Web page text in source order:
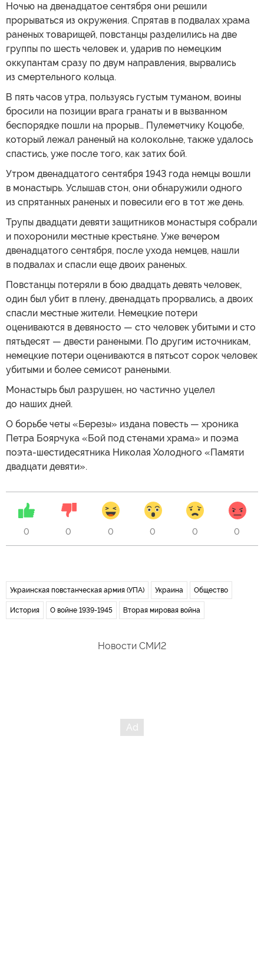
Ночью на двенадцатое сентября они решили
прорываться из окружения. Спрятав в подвалах храма
раненых товарищей, повстанцы разделились на две
группы по шесть человек и, ударив по немецким
оккупантам сразу по двум направления, вырвались
из смертельного кольца.
В пять часов утра, пользуясь густым туманом, воины
бросили на позиции врага гранаты и в вызванном
беспорядке пошли на прорыв… Пулеметчику Коцюбе,
который лежал раненый на колокольне, также удалось
спастись, уже после того, как затих бой.
Утром двенадцатого сентября 1943 года немцы вошли
в монастырь. Услышав стон, они обнаружили одного
из спрятанных раненых и повесили его в тот же день.
Трупы двадцати девяти защитников монастыря собрали
и похоронили местные крестьяне. Уже вечером
двенадцатого сентября, после ухода немцев, нашли
в подвалах и спасли еще двоих раненых.
Повстанцы потеряли в бою двадцать девять человек,
один был убит в плену, двенадцать прорвались, а двоих
спасли местные жители. Немецкие потери
оцениваются в девяносто — сто человек убитыми и сто
пятьдесят — двести ранеными. По другим источникам,
немецкие потери оцениваются в пятьсот сорок человек
убитыми и более семисот ранеными.
Монастырь был разрушен, но частично уцелел
до наших дней.
О борьбе четы «Березы» издана повесть — хроника
Петра Боярчука «Бой под стенами храма» и поэма
поэта-шестидесятника Николая Холодного «Памяти
двадцати девяти».
0 0 0 0 0 0
Украинская повстанческая армия (УПА) Украина Общество
История О войне 1939-1945 Вторая мировая война
Новости СМИ2